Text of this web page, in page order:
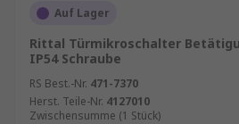
Auf Lager
Rittal Türmikroschalter
IP54 Schraube
RS Best.-Nr. 471-7370
Herst. Teile-Nr. 4127010
Zwischensumme (1 Stück)